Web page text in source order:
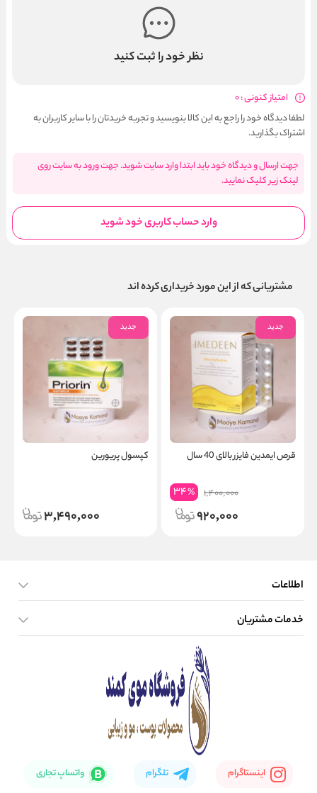
نظر خود را ثبت کنید
امتیاز کنونی : 0
لطفا دیدگاه خود را راجع به این کالا بنویسید و تجربه خریدتان را با سایر کاربران به
اشتراک بگذارید.
جهت ارسال و دیدگاه خود باید ابتدا وارد سایت شوید. جهت ورود به سایت روی
لینک زیر کلیک نمایید.
وارد حساب کاربری خود شوید
مشتریانی که از این مورد خریداری کرده اند
جدید
قرص ایمدین فایزر بالای 40 سال
1,400,000
34%
920,000
جدید
کپسول پریورین
3,490,000
اطلاعات
صفحه اصلی
خدمات مشتریان
اینستاگرام تلگرام واتساپ تجاری